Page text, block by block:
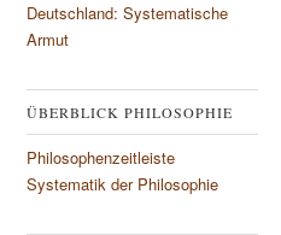
Deutschland: Systematische
Armut
ÜBERBLICK PHILOSOPHIE
Philosophenzeitleiste
Systematik der Philosophie